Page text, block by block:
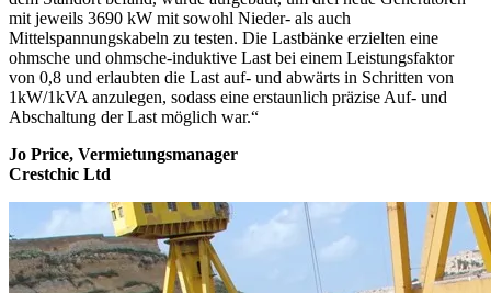
mit jeweils 3690 kW mit sowohl Nieder- als auch
Mittelspannungskabeln zu testen. Die Lastbänke erzielten eine
ohmsche und ohmsche-induktive Last bei einem Leistungsfaktor
von 0,8 und erlaubten die Last auf- und abwärts in Schritten von
1kW/1kVA anzulegen, sodass eine erstaunlich präzise Auf- und
Abschaltung der Last möglich war.“
Jo Price, Vermietungsmanager
Crestchic Ltd